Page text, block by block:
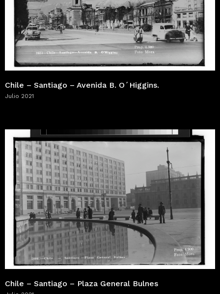
Chile – Santiago – Avenida B. O´Higgins.
Julio 2021
Chile – Santiago – Plaza General Bulnes